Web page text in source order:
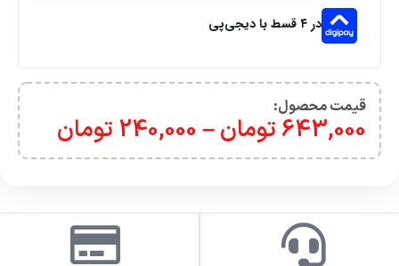
در ۴ قسط با دیجی‌پی
قیمت محصول:​
643,000تومان–
240,000 تومان